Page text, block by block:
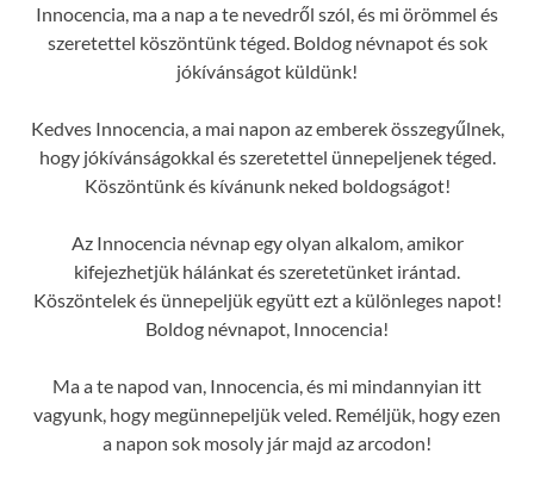
Innocencia, ma a nap a te nevedről szól, és mi örömmel és
szeretettel köszöntünk téged. Boldog névnapot és sok
jókívánságot küldünk!
Kedves Innocencia, a mai napon az emberek összegyűlnek,
hogy jókívánságokkal és szeretettel ünnepeljenek téged.
Köszöntünk és kívánunk neked boldogságot!
Az Innocencia névnap egy olyan alkalom, amikor
kifejezhetjük hálánkat és szeretetünket irántad.
Köszöntelek és ünnepeljük együtt ezt a különleges napot!
Boldog névnapot, Innocencia!
Ma a te napod van, Innocencia, és mi mindannyian itt
vagyunk, hogy megünnepeljük veled. Reméljük, hogy ezen
a napon sok mosoly jár majd az arcodon!